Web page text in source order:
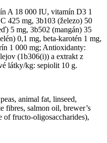
A 18 000 IU, vitamín D3 1
425 mg, 3b103 (železo) 50
5 mg, 3b502 (mangán) 35
0,1 mg, beta-karotén 1 mg,
1 000 mg; Antioxidanty:
(1b306(i)) a extrakt z
látky/kg: sepiolit 10 g.
animal fat, linseed,
fibres, salmon oil, brewer’s
of fructo-oligosaccharides),